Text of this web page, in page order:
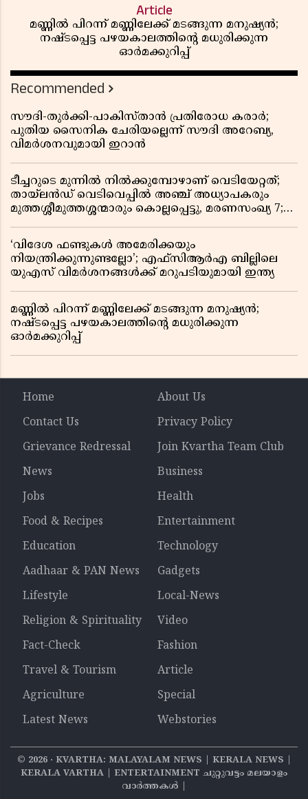
Article
മണ്ണിൽ പിറന്ന് മണ്ണിലേക്ക് മടങ്ങുന്ന മനുഷ്യൻ;
നഷ്ടപ്പെട്ട പഴയകാലത്തിൻ്റെ മധുരിക്കുന്ന
ഓർമക്കുറിപ്പ്
Recommended
സൗദി-തുർക്കി-പാകിസ്താൻ പ്രതിരോധ കരാർ;
പുതിയ സൈനിക ചേരിയല്ലെന്ന് സൗദി അറേബ്യ,
വിമർശനവുമായി ഇറാൻ
ടീച്ചറുടെ മുന്നിൽ നിൽക്കുമ്പോഴാണ് വെടിയേറ്റത്;
തായ്‌ലൻഡ് വെടിവെപ്പിൽ അഞ്ച് അധ്യാപകരും
മുത്തശ്ശീമുത്തശ്ശന്മാരും കൊല്ലപ്പെട്ടു, മരണസംഖ്യ 7;
‘വിദേശ ഫണ്ടുകൾ അമേരിക്കയും
നിയന്ത്രിക്കുന്നുണ്ടല്ലോ’; എഫ്സിആർഎ ബില്ലിലെ
യുഎസ് വിമർശനങ്ങൾക്ക് മറുപടിയുമായി ഇന്ത്യ
മണ്ണിൽ പിറന്ന് മണ്ണിലേക്ക് മടങ്ങുന്ന മനുഷ്യൻ;
നഷ്ടപ്പെട്ട പഴയകാലത്തിൻ്റെ മധുരിക്കുന്ന
ഓർമക്കുറിപ്പ്
Home
About Us
Contact Us
Privacy Policy
Grievance Redressal
Join Kvartha Team Club
News
Business
Jobs
Health
Food & Recipes
Entertainment
Education
Technology
Aadhaar & PAN News
Gadgets
Lifestyle
Local-News
Religion & Spirituality
Video
Fact-Check
Fashion
Travel & Tourism
Article
Agriculture
Special
Latest News
Webstories
© 2026‧ KVARTHA: MALAYALAM NEWS | KERALA NEWS |
KERALA VARTHA | ENTERTAINMENT ചുറ്റുവട്ടം മലയാളം
വാര്‍ത്തകൾ |